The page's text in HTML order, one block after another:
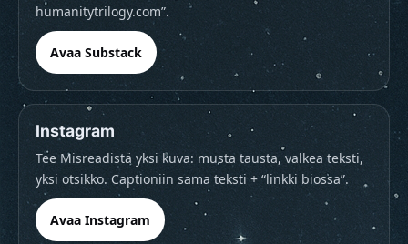
humanitytrilogy.com”.
Avaa Substack
Instagram
Tee Misreadistä yksi kuva: musta tausta, valkea teksti,
yksi otsikko. Captioniin sama teksti + “linkki biossa”.
Avaa Instagram